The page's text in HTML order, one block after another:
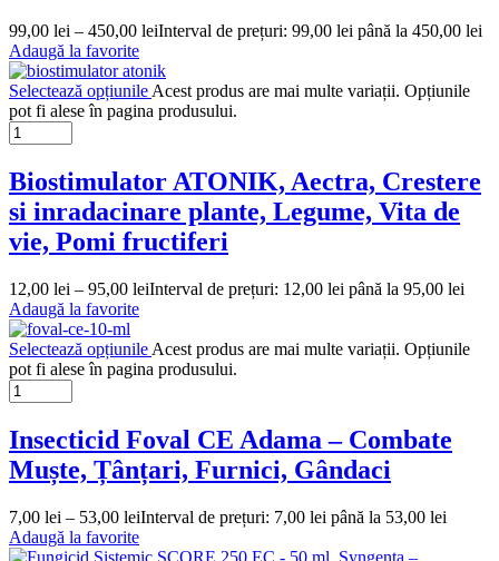
99,00 lei – 450,00 leiInterval de prețuri: 99,00 lei până la 450,00 lei
Adaugă la favorite
Selectează opțiunile Acest produs are mai multe variații. Opțiunile
pot fi alese în pagina produsului.
Biostimulator ATONIK, Aectra, Crestere
si inradacinare plante, Legume, Vita de
vie, Pomi fructiferi
12,00 lei – 95,00 leiInterval de prețuri: 12,00 lei până la 95,00 lei
Adaugă la favorite
Selectează opțiunile Acest produs are mai multe variații. Opțiunile
pot fi alese în pagina produsului.
Insecticid Foval CE Adama – Combate
Muște, Țânțari, Furnici, Gândaci
7,00 lei – 53,00 leiInterval de prețuri: 7,00 lei până la 53,00 lei
Adaugă la favorite